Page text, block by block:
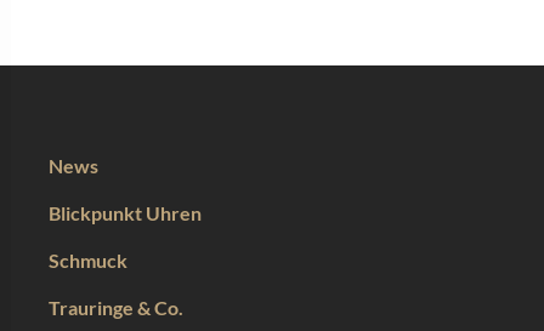
News
Blickpunkt Uhren
Schmuck
Trauringe & Co.